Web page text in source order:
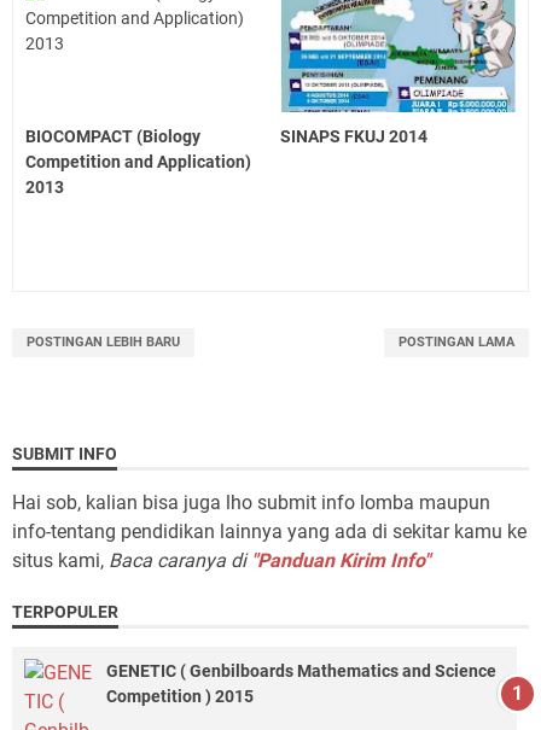
BIOCOMPACT (Biology
Competition and Application)
2013
SINAPS FKUJ 2014
POSTINGAN LEBIH BARU POSTINGAN LAMA
SUBMIT INFO
Hai sob, kalian bisa juga lho submit info lomba maupun
info-tentang pendidikan lainnya yang ada di sekitar kamu ke
situs kami, Baca caranya di "Panduan Kirim Info"
TERPOPULER
GENETIC ( Genbilboards Mathematics and Science
Competition ) 2015